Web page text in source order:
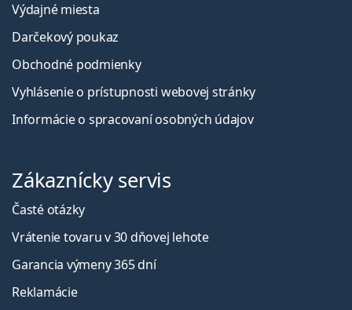
Výdajné miesta
Darčekový poukaz
Obchodné podmienky
Vyhlásenie o prístupnosti webovej stránky
Informácie o spracovaní osobných údajov
Zákaznícky servis
Časté otázky
Vrátenie tovaru v 30 dňovej lehote
Garancia výmeny 365 dní
Reklamácie